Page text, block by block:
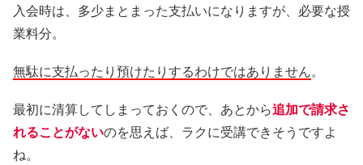
入会時は、多少まとまった支払いになりますが、必要な授
業料分。
無駄に支払ったり預けたりするわけではありません。
最初に清算してしまっておくので、あとから追加で請求さ
れることがないのを思えば、ラクに受講できそうですよ
ね。